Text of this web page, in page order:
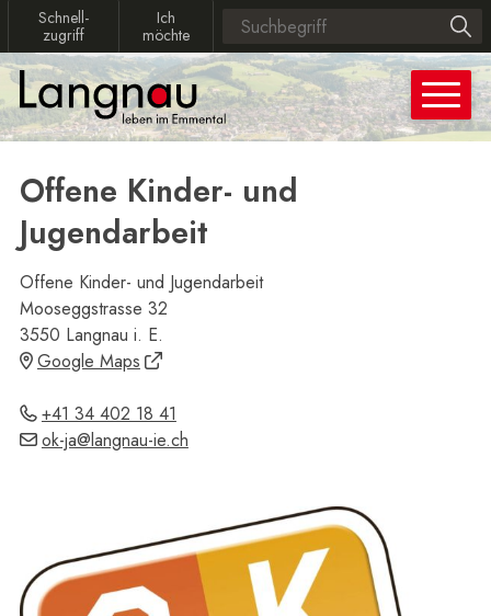
Navigieren in Langnau
Schnellnavigation
Schnellzugriff
Schnell­
zugriff
Ich möchte
Ich
möchte
Suchbegriff
Offene Kinder- und
Jugendarbeit
Adresse
Offene Kinder- und Jugendarbeit
Mooseggstrasse 32
3550 Langnau i. E.
Google Maps
+41 34 402 18 41
ok-ja@langnau-ie.ch
Beschreibung Offene Kinder- und